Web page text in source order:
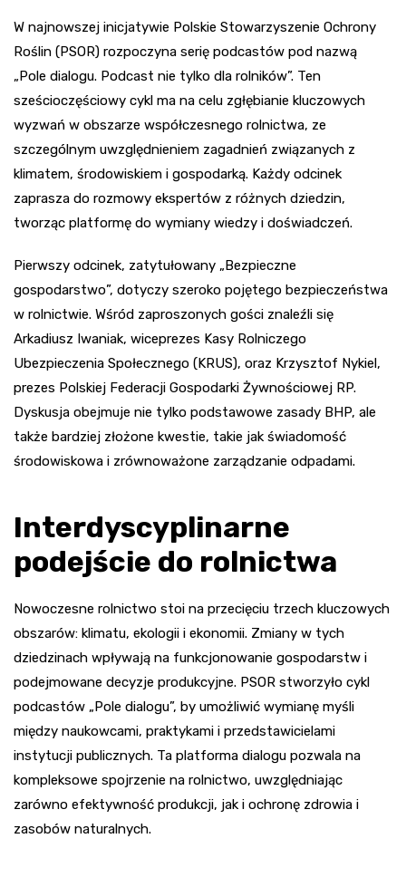
W najnowszej inicjatywie Polskie Stowarzyszenie Ochrony
Roślin (PSOR) rozpoczyna serię podcastów pod nazwą
„Pole dialogu. Podcast nie tylko dla rolników”. Ten
sześcioczęściowy cykl ma na celu zgłębianie kluczowych
wyzwań w obszarze współczesnego rolnictwa, ze
szczególnym uwzględnieniem zagadnień związanych z
klimatem, środowiskiem i gospodarką. Każdy odcinek
zaprasza do rozmowy ekspertów z różnych dziedzin,
tworząc platformę do wymiany wiedzy i doświadczeń.
Pierwszy odcinek, zatytułowany „Bezpieczne
gospodarstwo”, dotyczy szeroko pojętego bezpieczeństwa
w rolnictwie. Wśród zaproszonych gości znaleźli się
Arkadiusz Iwaniak, wiceprezes Kasy Rolniczego
Ubezpieczenia Społecznego (KRUS), oraz Krzysztof Nykiel,
prezes Polskiej Federacji Gospodarki Żywnościowej RP.
Dyskusja obejmuje nie tylko podstawowe zasady BHP, ale
także bardziej złożone kwestie, takie jak świadomość
środowiskowa i zrównoważone zarządzanie odpadami.
Interdyscyplinarne
podejście do rolnictwa
Nowoczesne rolnictwo stoi na przecięciu trzech kluczowych
obszarów: klimatu, ekologii i ekonomii. Zmiany w tych
dziedzinach wpływają na funkcjonowanie gospodarstw i
podejmowane decyzje produkcyjne. PSOR stworzyło cykl
podcastów „Pole dialogu”, by umożliwić wymianę myśli
między naukowcami, praktykami i przedstawicielami
instytucji publicznych. Ta platforma dialogu pozwala na
kompleksowe spojrzenie na rolnictwo, uwzględniając
zarówno efektywność produkcji, jak i ochronę zdrowia i
zasobów naturalnych.